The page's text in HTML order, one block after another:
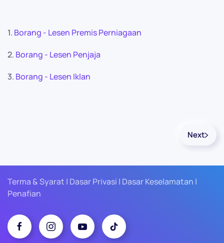
1. Borang - Lesen Premis Perniagaan
2. Borang - Lesen Penjaja
3. Borang - Lesen Iklan
Next
Terma & Syarat | Dasar Privasi | Dasar Keselamatan |
Penafian